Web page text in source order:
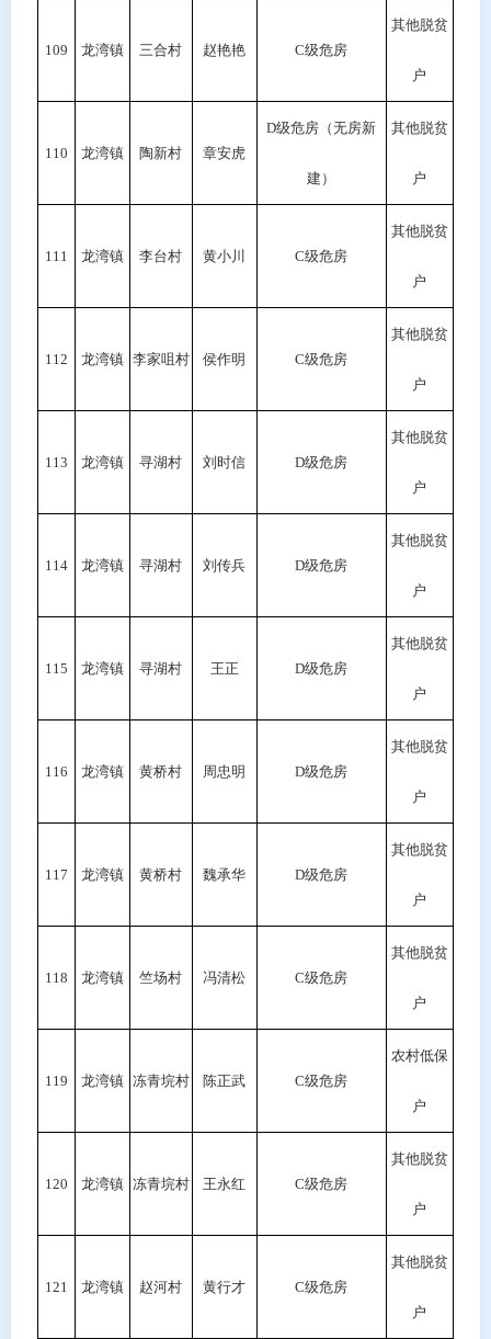
109 龙湾镇 三合村 赵艳艳 C级危房
其他脱贫
户
110 龙湾镇 陶新村 章安虎
D级危房（无房新
建）
其他脱贫
户
111 龙湾镇 李台村 黄小川 C级危房
其他脱贫
户
112 龙湾镇 李家咀村 侯作明 C级危房
其他脱贫
户
113 龙湾镇 寻湖村 刘时信 D级危房
其他脱贫
户
114 龙湾镇 寻湖村 刘传兵 D级危房
其他脱贫
户
115 龙湾镇 寻湖村 王正 D级危房
其他脱贫
户
116 龙湾镇 黄桥村 周忠明 D级危房
其他脱贫
户
117 龙湾镇 黄桥村 魏承华 D级危房
其他脱贫
户
118 龙湾镇 竺场村 冯清松 C级危房
其他脱贫
户
119 龙湾镇 冻青垸村 陈正武 C级危房
农村低保
户
120 龙湾镇 冻青垸村 王永红 C级危房
其他脱贫
户
121 龙湾镇 赵河村 黄行才 C级危房
其他脱贫
户